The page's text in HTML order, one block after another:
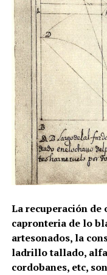
La recuperación
capronteria de lo
artesonados, la
ladrillo tallado,
cordobanes, etc,